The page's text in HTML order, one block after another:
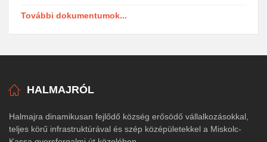
További dokumentumok...
HALMAJRÓL
Halmajra dinamikusan fejlődő község erősödő vállalkozásokkal,
teljes körű infrastruktúrával és szép középületekkel a Miskolc-